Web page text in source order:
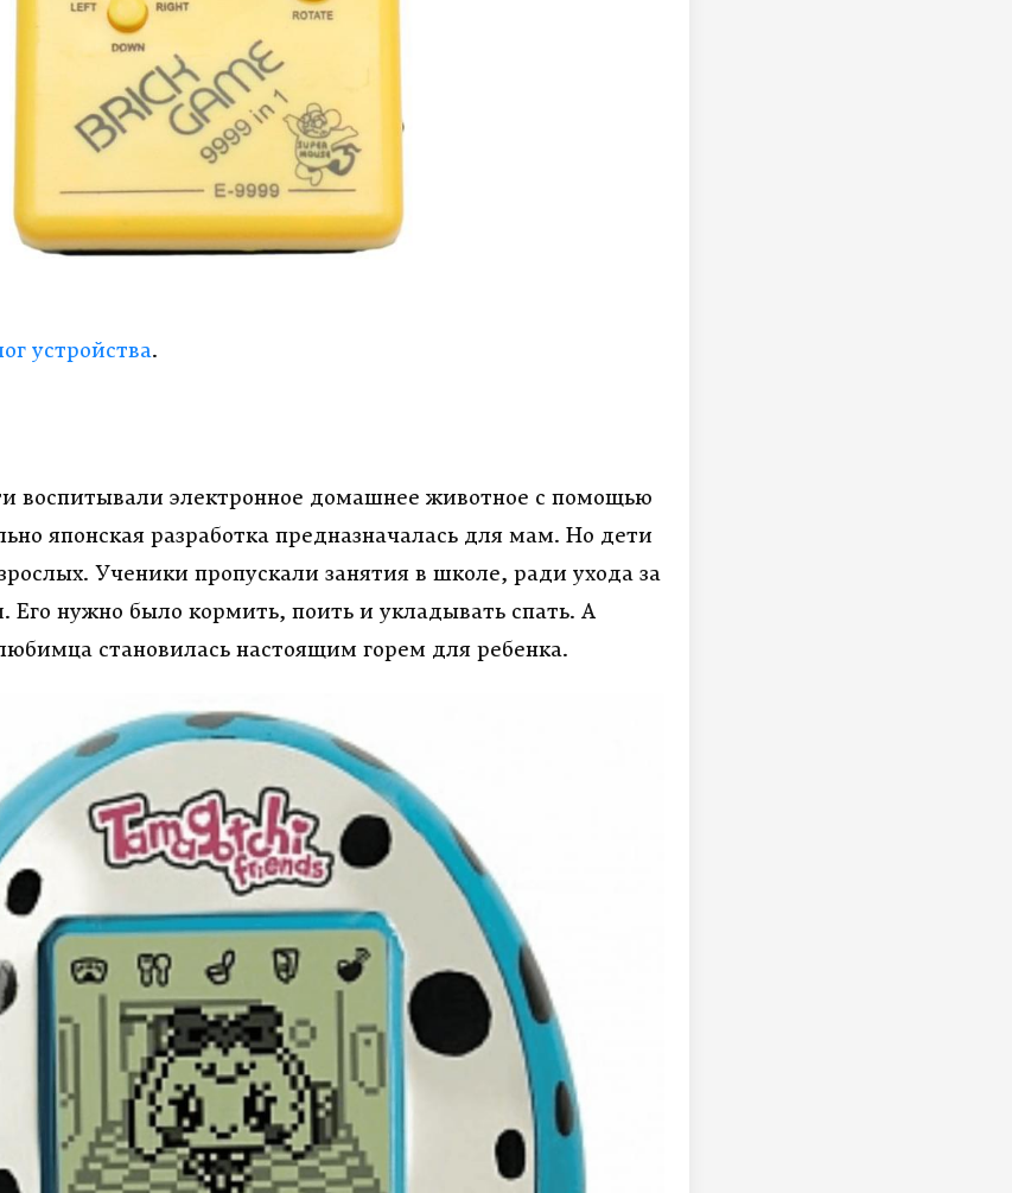
устройства.
воспитывали электронное домашнее животное с помощью
японская разработка предназначалась для мам. Но дети
Ученики пропускали занятия в школе, ради ухода за
нужно было кормить, поить и укладывать спать. А
становилась настоящим горем для ребенка.